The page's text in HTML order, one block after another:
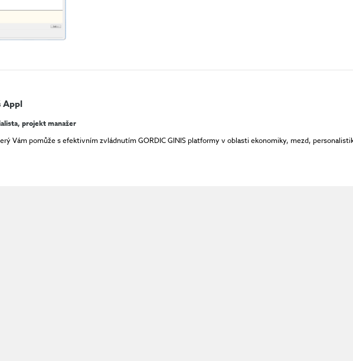
Appl
projekt manažer
Vám pomůže s efektivním zvládnutím GORDIC GINIS platformy v oblasti ekonomiky, mezd,